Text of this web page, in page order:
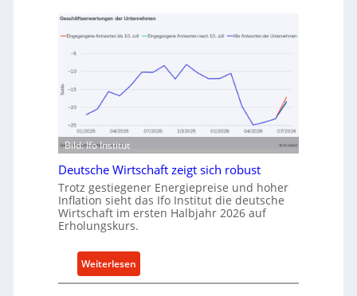
f
v
I
t
i
e
-
E
r
s
t
h
d
ü
r
n
a
c
h
a
l
t
Bild: Ifo Institut
Deutsche Wirtschaft zeigt sich robust
Trotz gestiegener Energiepreise und hoher
Inflation sieht das Ifo Institut die deutsche
Wirtschaft im ersten Halbjahr 2026 auf
Erholungskurs.
Weiterlesen:
D